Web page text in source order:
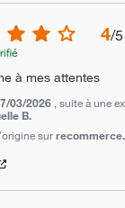
4/5
à mes attentes
03/2026 , suite à une
B.
sur